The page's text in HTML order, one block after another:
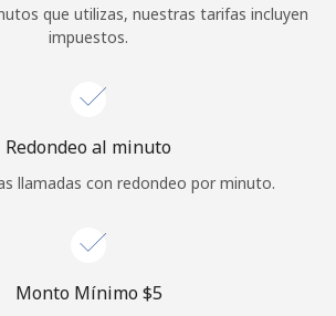
Iniciar Sesión
o
Continuar con
que utilizas, nuestras tarifas incluyen
impuestos.
Redondeo al minuto
llamadas con redondeo por minuto.
Monto Mínimo ⁦$5⁩